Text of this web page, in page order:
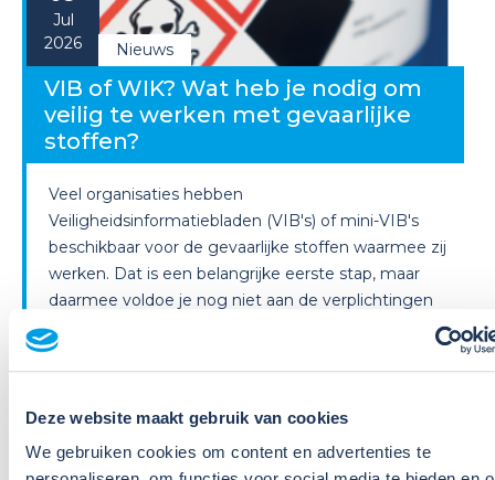
Deze website maakt gebruik van cookies
We gebruiken cookies om content en advertenties te
Jul
2026
Nieuws
VIB of WIK? Wat heb je nodig om
veilig te werken met gevaarlijke
stoffen?
Veel organisaties hebben
Veiligheidsinformatiebladen (VIB's) of mini-VIB's
beschikbaar voor de gevaarlijke stoffen waarmee zij
werken. Dat is een belangrijke eerste stap, maar
daarmee voldoe je nog niet aan de verplichtingen
u...
Lees verder